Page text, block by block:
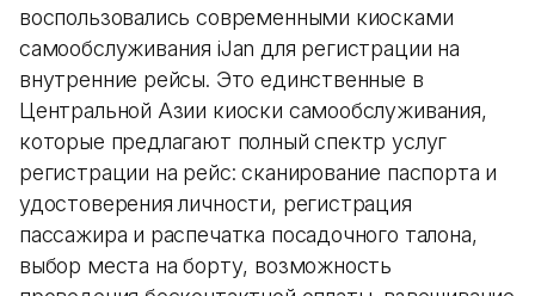
воспользовались современными киосками
самообслуживания iJan для регистрации на
внутренние рейсы. Это единственные в
Центральной Азии киоски самообслуживания,
которые предлагают полный спектр услуг
регистрации на рейс: сканирование паспорта и
удостоверения личности, регистрация
пассажира и распечатка посадочного талона,
выбор места на борту, возможность